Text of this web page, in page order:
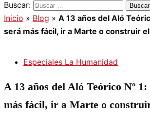
Buscar:
Inicio » Blog » A 13 años del Aló
será más fácil, ir a Marte o construir
Especiales La Humanidad
A 13 años del Aló Teórico Nº 1:
más fácil, ir a Marte o